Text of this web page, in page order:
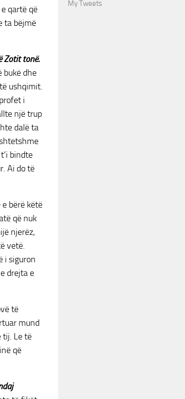
qartë që
ta bëjmë
Zotit tonë.
bukë dhe
ushqimit.
i
një trup
dalë ta
bindte
Ai do të
bërë këtë
që nuk
njerëz,
vetë.
i siguron
drejta e
të
mund
tij. Le të
që
My Tweets